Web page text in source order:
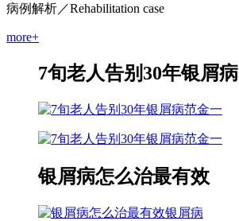
病例解析／Rehabilitation case
more+
7旬老人告别30年银屑病
范金一
范金一
银屑病怎么治最有效
银屑病